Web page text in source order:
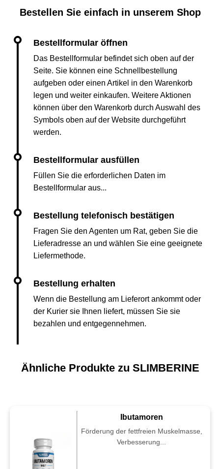
Bestellen Sie einfach in unserem Shop
Das Bestellformular befindet sich oben auf der
Seite. Sie können eine Schnellbestellung
aufgeben oder einen Artikel in den Warenkorb
legen und weiter einkaufen. Weitere Aktionen
können über den Warenkorb durch Auswahl des
Symbols oben auf der Website durchgeführt
werden.
Füllen Sie die erforderlichen Daten im
Bestellformular aus...
Fragen Sie den Agenten um Rat, geben Sie die
Lieferadresse an und wählen Sie eine geeignete
Liefermethode.
Wenn die Bestellung am Lieferort ankommt oder
der Kurier sie Ihnen liefert, müssen Sie sie
bezahlen und entgegennehmen.
Ähnliche Produkte zu SLIMBERINE
Ibutamoren
Förderung der fettfreien Muskelmasse,
Verbesserung...